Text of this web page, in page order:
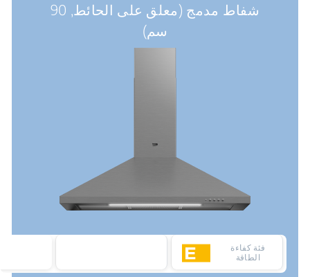
شفاط مدمج (معلق على الحائط, 90
سم)
فئة كفاءة
الطاقة